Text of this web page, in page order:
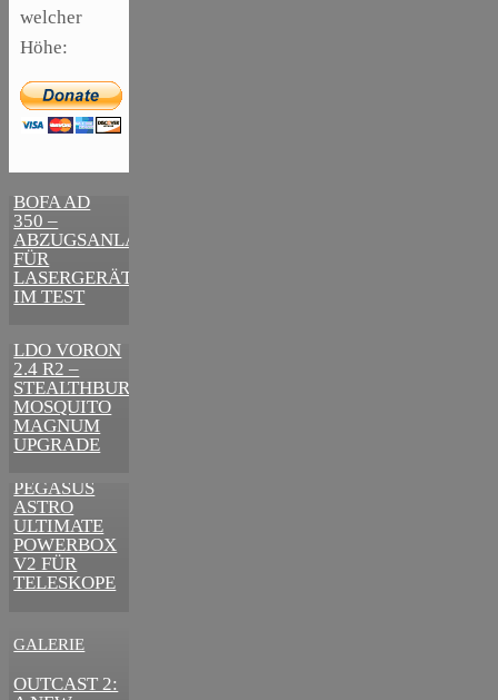
welcher
Höhe:
BOFA AD
350 –
ABZUGSANLAGE
FÜR
LASERGERÄTE
IM TEST
ARTIKEL,
BEDEUTENDSTEN
SCHRITTE
ZUR
ERFOLGREICHEN
MARKENBILDUNG
IN DER
DIGITALEN
ÄRA
ARTIKEL,
SONSTIGE
LDO VORON
2.4 R2 –
STEALTHBURNER
MOSQUITO
MAGNUM
UPGRADE
3D-DRUCKER
PEGASUS
ASTRO
ULTIMATE
POWERBOX
V2 FÜR
TELESKOPE
ASTRONOMIE
OUTCAST 2:
GALERIE